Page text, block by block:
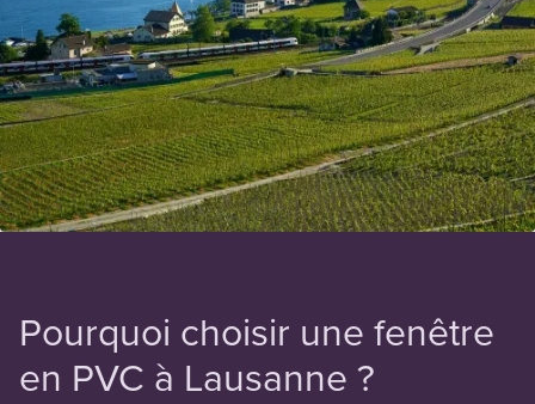
Pourquoi choisir une fenêtre
en PVC à Lausanne ?